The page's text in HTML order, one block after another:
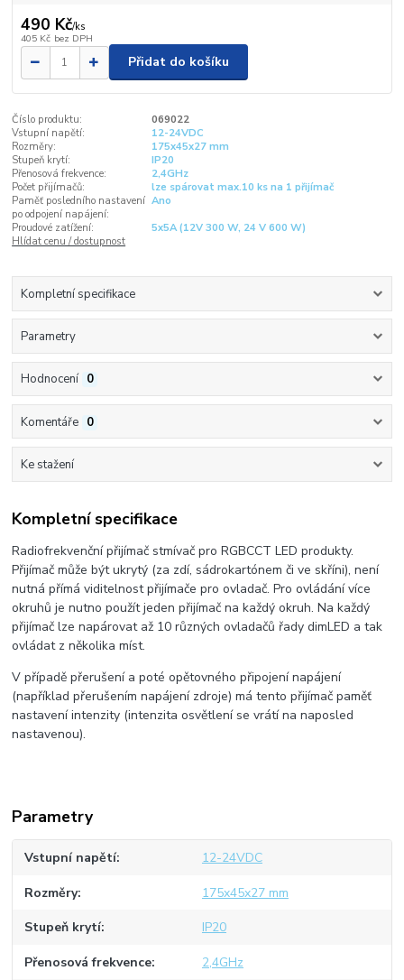
490 Kč/ks
405 Kč bez DPH
Přidat do košíku
Číslo produktu:
069022
Vstupní napětí:
12-24VDC
Rozměry:
175x45x27 mm
Stupeň krytí:
IP20
Přenosová frekvence:
2,4GHz
Počet přijímačů:
lze spárovat max.10 ks na 1 přijímač
Paměť posledního nastavení
po odpojení napájení:
Ano
Proudové zatížení:
5x5A (12V 300 W, 24 V 600 W)
Hlídat cenu / dostupnost
Kompletní specifikace
Parametry
Hodnocení 0
Komentáře 0
Ke stažení
Kompletní specifikace
Radiofrekvenční přijímač stmívač pro RGBCCT LED produkty.
Přijímač může být ukrytý (za zdí, sádrokartónem či ve skříni), není
nutná přímá viditelnost přijímače pro ovladač. Pro ovládání více
okruhů je nutno použít jeden přijímač na každý okruh. Na každý
přijímač lze napárovat až 10 různých ovladačů řady dimLED a tak
ovládat z několika míst.
V případě přerušení a poté opětovného připojení napájení
(například přerušením napájení zdroje) má tento přijímač paměť
nastavení intenzity (intenzita osvětlení se vrátí na naposled
nastavenou).
Parametry
Vstupní napětí 12-24VDC
Rozměry 175x45x27 mm
Stupeň krytí IP20
Přenosová frekvence 2,4GHz